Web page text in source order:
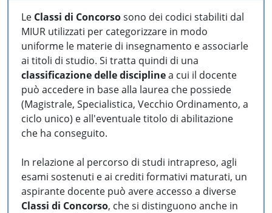
Le Classi di Concorsosono dei codici stabiliti dal
MIUR utilizzati per categorizzare in modo
uniforme le materie di insegnamento e associarle
ai titoli di studio. Si tratta quindi di una
classificazione delle disciplinea cui il docente
può accedere in base alla laurea che possiede
(Magistrale, Specialistica, Vecchio Ordinamento, a
ciclo unico) e all'eventuale titolo di abilitazione
che ha conseguito.
In relazione al percorso di studi intrapreso, agli
esami sostenuti e ai crediti formativi maturati, un
aspirante docente può avere accesso a diverse
Classi di Concorso, che si distinguono anche in